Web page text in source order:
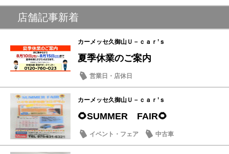
店舗記事新着
カーメッセ久御山Ｕ－ｃａｒ’ｓ
夏季休業のご案内
営業日・店休日
カーメッセ久御山Ｕ－ｃａｒ’ｓ
🌻SUMMER FAIR🌻
イベント・フェア 中古車